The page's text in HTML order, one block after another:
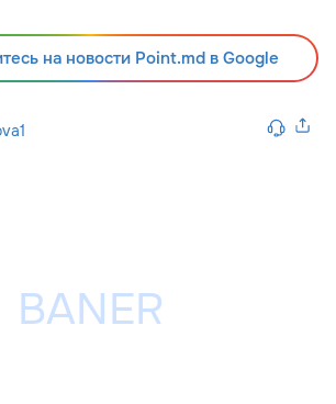
на новости Point.md в Google